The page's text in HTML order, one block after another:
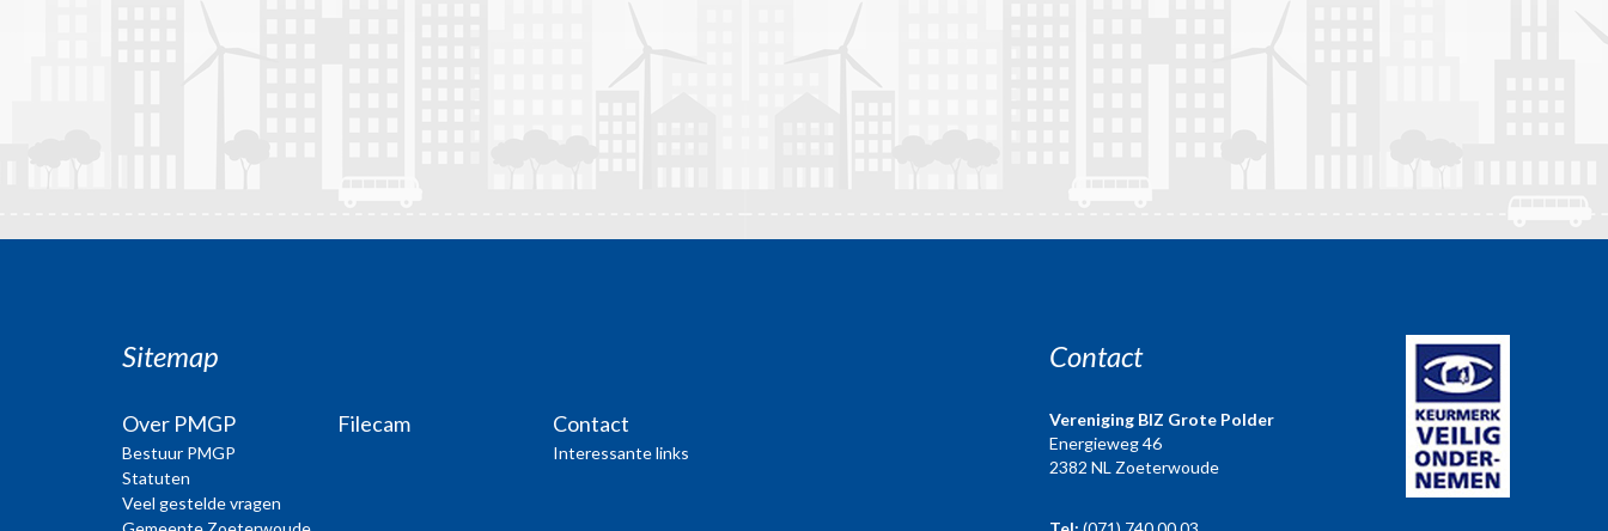
Sitemap
Over PMGP
Bestuur PMGP
Statuten
Veel gestelde vragen
Filecam Contact
Interessante links
Contact
Vereniging BIZ Grote Polder
Energieweg 46
2382 NL Zoeterwoude